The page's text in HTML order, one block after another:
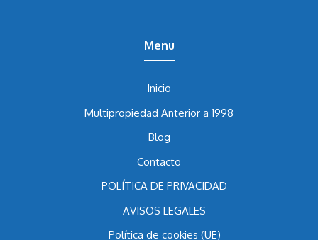
Inicio
Multipropiedad Anterior a 1998
Blog
Contacto
POLÍTICA DE PRIVACIDAD
AVISOS LEGALES